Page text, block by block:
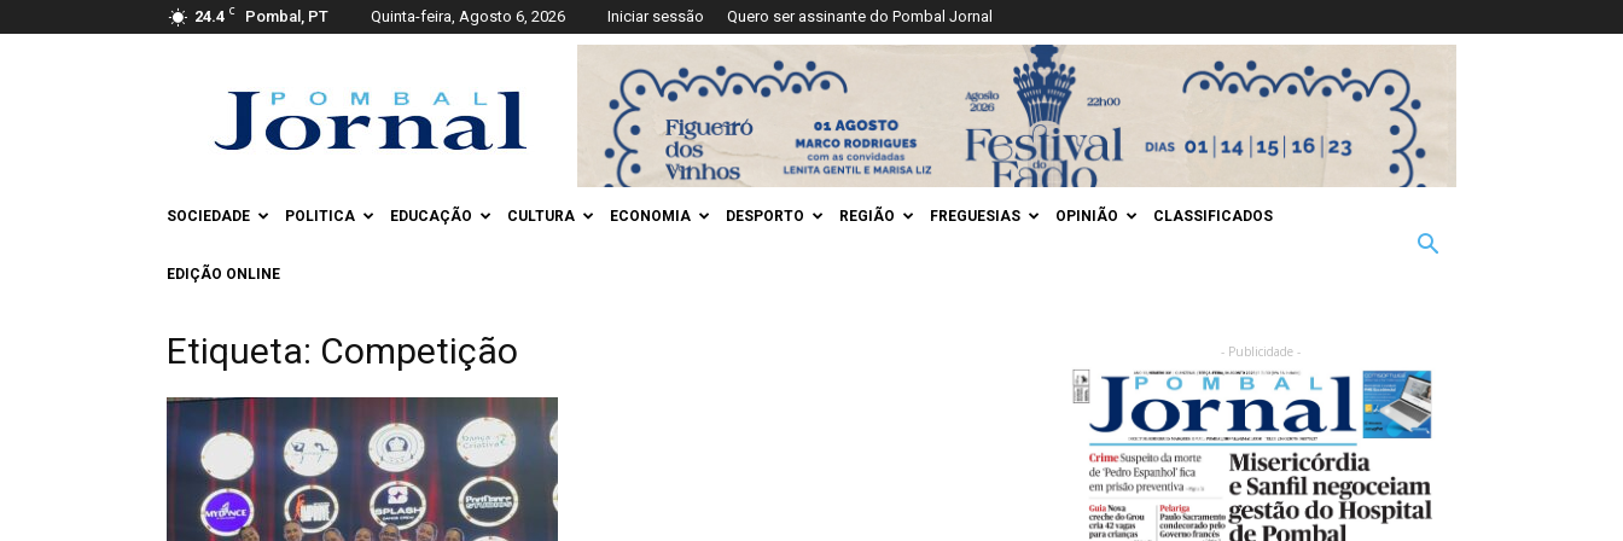
24.4 C Pombal, PT Quinta-feira, Agosto 6, 2026 Iniciar sessão Quero ser assinante do Pombal Jornal
Jornal
SOCIEDADE POLITICA EDUCAÇÃO CULTURA ECONOMIA DESPORTO REGIÃO FREGUESIAS OPINIÃO CLASSIFICADOS
EDIÇÃO ONLINE
Etiqueta: Competição - Publicidade -